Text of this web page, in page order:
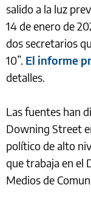
salido a la luz
14 de enero de
dos secretarios
10”. El informe
detalles.
Las fuentes han
Downing Street
político de alto
que trabaja en el
Medios de